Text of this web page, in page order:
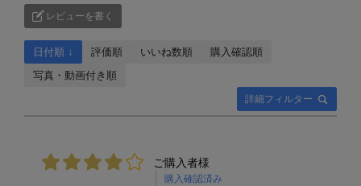
レビューを書く
詳細フィルター
日付順 ↓ 評価順 いいね数順
購入確認順
写真・動画付き順
ご購入者様
購入確認済み